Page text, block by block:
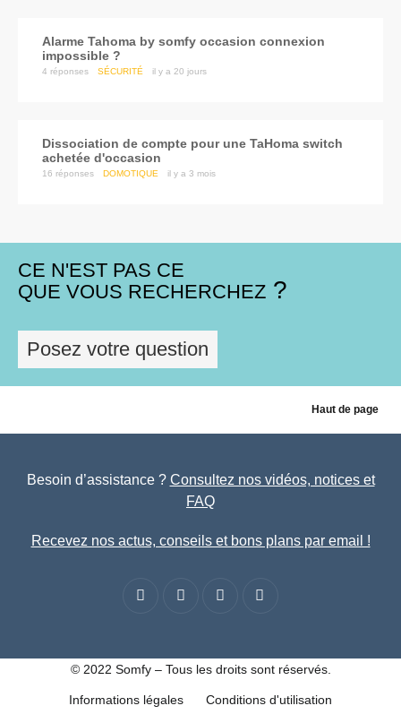
Alarme Tahoma by somfy occasion connexion
impossible ?
4 réponses SÉCURITÉ il y a 20 jours
Dissociation de compte pour une TaHoma switch
achetée d'occasion
16 réponses DOMOTIQUE il y a 3 mois
CE N'EST PAS CE
QUE VOUS RECHERCHEZ
Posez votre question
Haut de page
Besoin d’assistance ? Consultez nos vidéos, notices et
FAQ
Recevez nos actus, conseils et bons plans par email !
© 2022 Somfy – Tous les droits sont réservés.
Informations légales Conditions d'utilisation